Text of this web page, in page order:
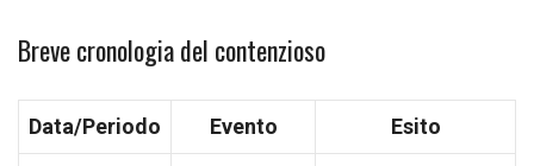
Breve cronologia del contenzioso
Data/Periodo Evento Esito